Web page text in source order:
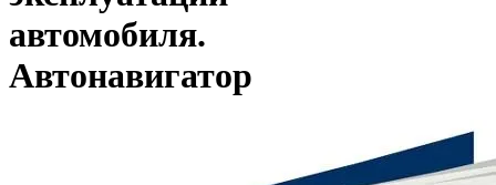
автомобиля.
Автонавигатор